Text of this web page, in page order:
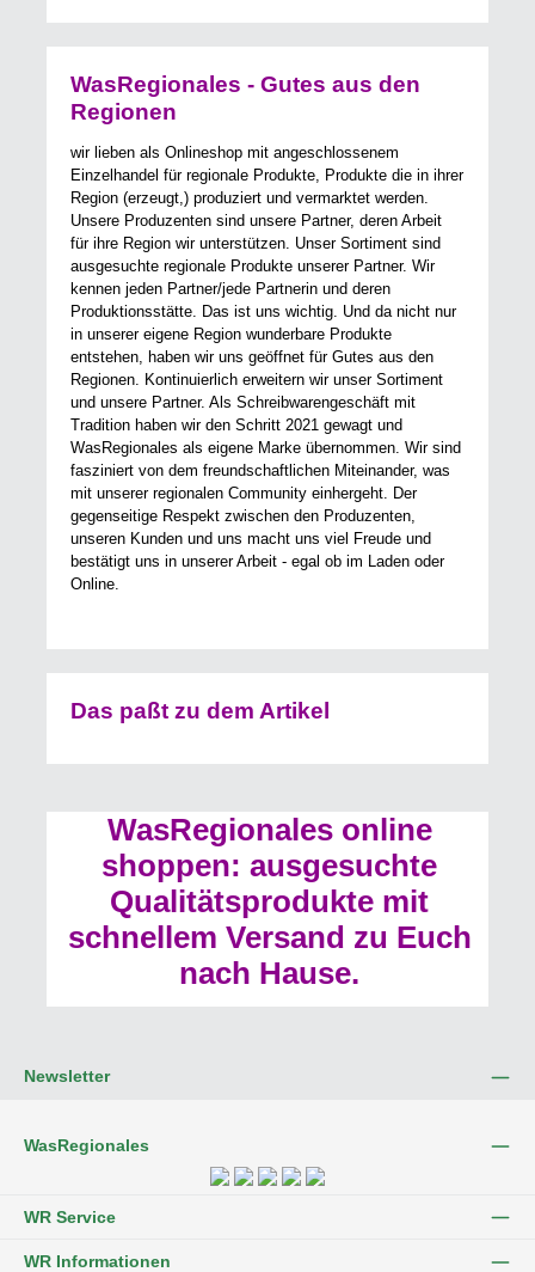
WasRegionales - Gutes aus den
Regionen
wir lieben als Onlineshop mit angeschlossenem
Einzelhandel für regionale Produkte, Produkte die in ihrer
Region (erzeugt,) produziert und vermarktet werden.
Unsere Produzenten sind unsere Partner, deren Arbeit
für ihre Region wir unterstützen. Unser Sortiment sind
ausgesuchte regionale Produkte unserer Partner. Wir
kennen jeden Partner/jede Partnerin und deren
Produktionsstätte. Das ist uns wichtig. Und da nicht nur
in unserer eigene Region wunderbare Produkte
entstehen, haben wir uns geöffnet für Gutes aus den
Regionen. Kontinuierlich erweitern wir unser Sortiment
und unsere Partner. Als Schreibwarengeschäft mit
Tradition haben wir den Schritt 2021 gewagt und
WasRegionales als eigene Marke übernommen. Wir sind
fasziniert von dem freundschaftlichen Miteinander, was
mit unserer regionalen Community einhergeht. Der
gegenseitige Respekt zwischen den Produzenten,
unseren Kunden und uns macht uns viel Freude und
bestätigt uns in unserer Arbeit - egal ob im Laden oder
Online.
Das paßt zu dem Artikel
WasRegionales online
shoppen: ausgesuchte
Qualitätsprodukte mit
schnellem Versand zu Euch
nach Hause.
Newsletter
WasRegionales
WR Service
WR Informationen